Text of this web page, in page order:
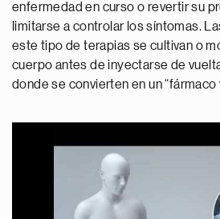
enfermedad en curso o revertir su
limitarse a controlar los síntomas.
este tipo de terapias se cultivan o
cuerpo antes de inyectarse de
donde se convierten en un “fármaco